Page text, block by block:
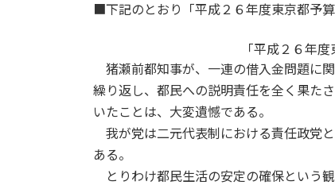
新
■下記のとおり「平成２６年度東京都予
「平成２６年
猪瀬前都知事が、一連の借入金問題に
繰り返し、都民への説明責任を全く果た
いたことは、大変遺憾である。
我が党は二元代表制における責任政党
ある。
とりわけ都民生活の安定の確保という